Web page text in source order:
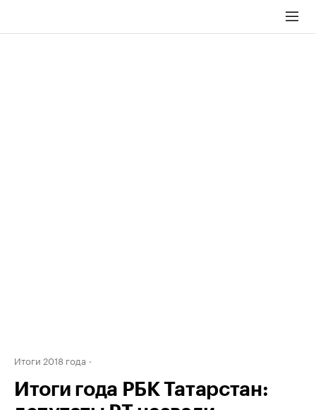
Итоги 2018 года
Итоги года РБК Татарстан: